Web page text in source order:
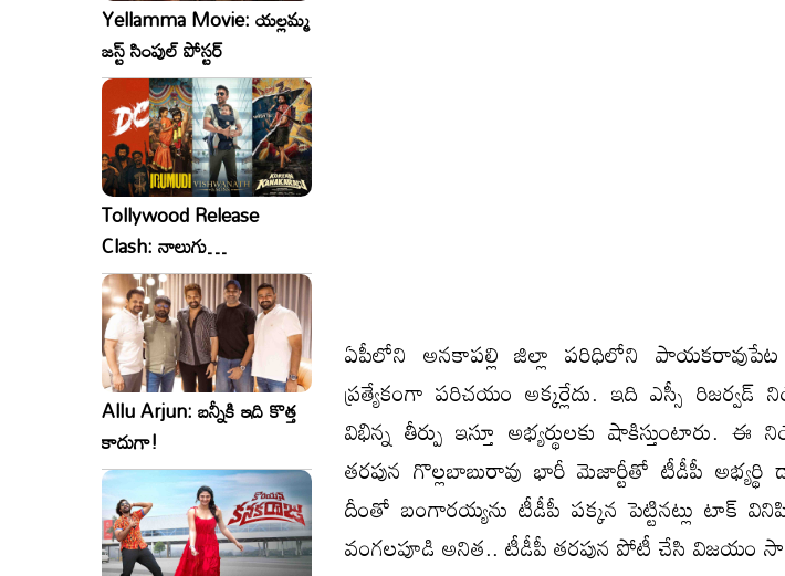
Yellamma Movie: యల్లమ్మ
జస్ట్ సింపుల్ పోస్టర్
Tollywood Release
Clash: నాలుగు
సినిమాలు..ఒకేసారి..ఎందుకో?
Allu Arjun: బన్నీకి ఇది కొత్త
కాదుగా!
ఏపీలోని అనకాపల్లి జిల్లా పరిధిలోని
ప్రత్యేకంగా పరిచయం అక్కర్లేదు. ఇది ఎస్సీ రిజర్వడ్
విభిన్న తీర్పు ఇస్తూ అభ్యర్థులకు షాకిస్తుంటారు.
తరపున గొల్లబాబురావు భారీ మెజార్టీతో టీడీపీ
దీంతో బంగారయ్యను టీడీపీ పక్కన పెట్టినట్లు టాక్
వంగలపూడి అనిత.. టీడీపీ తరపున పోటీ చేసి విజయం